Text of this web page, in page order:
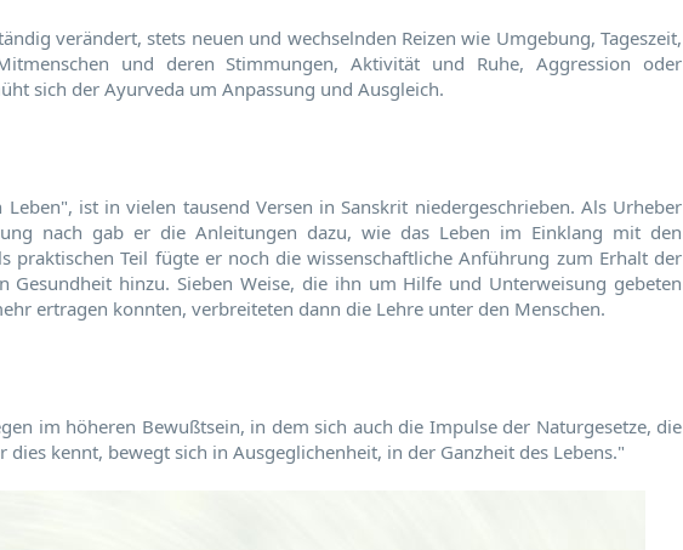
verändert, stets neuen und wechselnden Reizen wie Umgebung, Tageszeit,
und deren Stimmungen, Aktivität und Ruhe, Aggression oder
sich der Ayurveda um Anpassung und Ausgleich.
ist in vielen tausend Versen in Sanskrit niedergeschrieben. Als Urheber
nach gab er die Anleitungen dazu, wie das Leben im Einklang mit den
praktischen Teil fügte er noch die wissenschaftliche Anführung zum Erhalt der
Gesundheit hinzu. Sieben Weise, die ihn um Hilfe und Unterweisung gebeten
ertragen konnten, verbreiteten dann die Lehre unter den Menschen.
im höheren Bewußtsein, in dem sich auch die Impulse der Naturgesetze, die
dies kennt, bewegt sich in Ausgeglichenheit, in der Ganzheit des Lebens."